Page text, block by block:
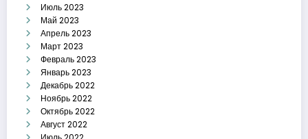
Июль 2023
Май 2023
Апрель 2023
Март 2023
Февраль 2023
Январь 2023
Декабрь 2022
Ноябрь 2022
Октябрь 2022
Август 2022